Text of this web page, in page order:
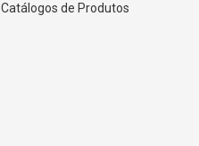
Catálogos de Produtos